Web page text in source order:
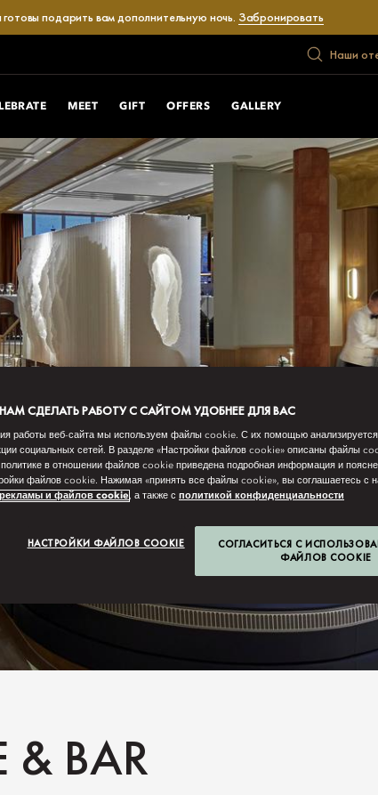
подарить вам дополнительную ночь. Забронировать
Наши
MEET GIFT OFFERS GALLERY
& BAR
СДЕЛАТЬ РАБОТУ С САЙТОМ УДОБНЕЕ ДЛЯ ВАС
работы веб-сайта мы используем файлы cookie. С их помощью
социальных сетей. В разделе «Настройки файлов cookie» описаны файлы
в отношении файлов cookie приведена подробная информация и
файлов cookie. Нажимая «принять все файлы cookie», вы соглашаетесь с
и файлов cookie, а также с политикой конфиденциальности
НАСТРОЙКИ ФАЙЛОВ COOKIE
СОГЛАСИТЬСЯ С
ФАЙЛОВ COOKIE